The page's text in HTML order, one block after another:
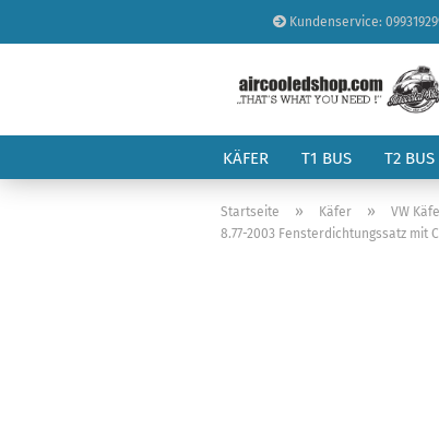
Kundenservice:
KÄFER T1 BUS T2 BUS
Startseite » Käfer » VW
8.77-2003 Fensterdichtungssatz mit